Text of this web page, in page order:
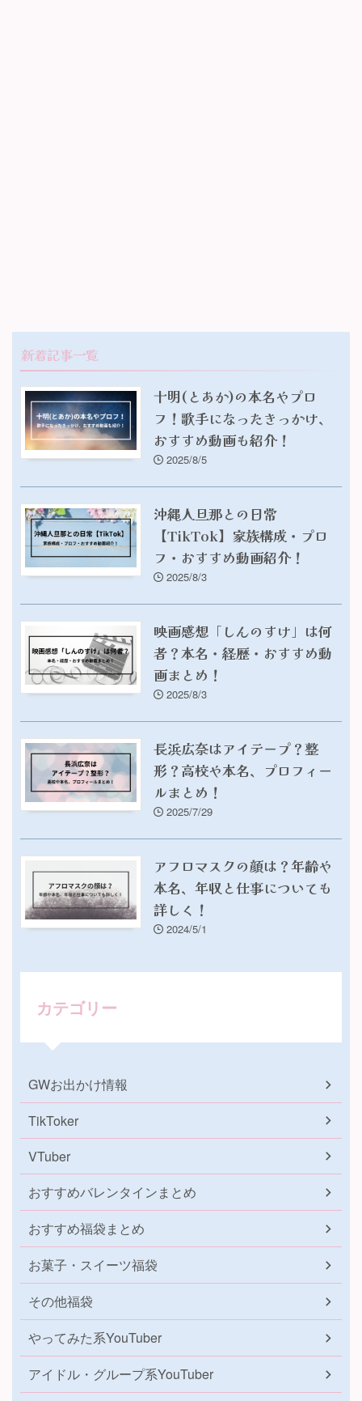
新着記事一覧
十明(とあか)の本名やプロ
フ！歌手になったきっかけ、
おすすめ動画も紹介！
2025/8/5
沖縄人旦那との日常
【TikTok】家族構成・プロ
フ・おすすめ動画紹介！
2025/8/3
映画感想「しんのすけ」は何
者？本名・経歴・おすすめ動
画まとめ！
2025/8/3
長浜広奈はアイテープ？整
形？高校や本名、プロフィー
ルまとめ！
2025/7/29
アフロマスクの顔は？年齢や
本名、年収と仕事についても
詳しく！
2024/5/1
カテゴリー
GWお出かけ情報
TikToker
VTuber
おすすめバレンタインまとめ
おすすめ福袋まとめ
お菓子・スイーツ福袋
その他福袋
やってみた系YouTuber
アイドル・グループ系YouTuber